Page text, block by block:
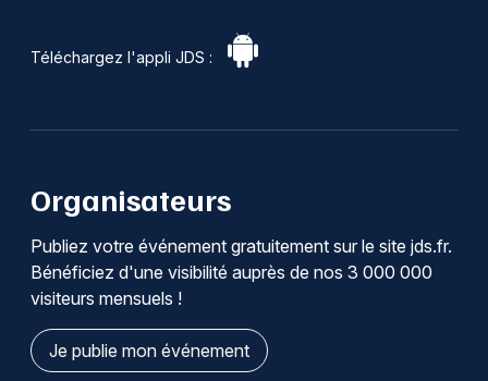
Téléchargez l'appli JDS :
Organisateurs
Publiez votre événement gratuitement sur le site jds.fr.
Bénéficiez d'une visibilité auprès de nos 3 000 000
visiteurs mensuels !
Je publie mon événement